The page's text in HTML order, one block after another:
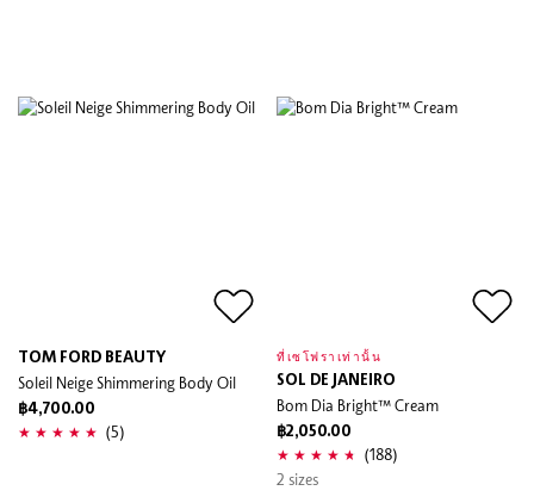
TOM FORD BEAUTY
Soleil Neige Shimmering Body Oil
฿4,700.00
(5)
ที่เซโฟราเท่านั้น
SOL DE JANEIRO
Bom Dia Bright™ Cream
฿2,050.00
(188)
2 sizes